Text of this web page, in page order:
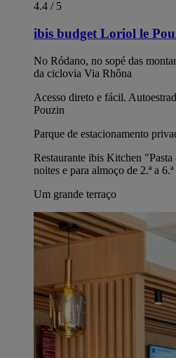
4.4 / 5
ibis budget Loriol le
No Ródano, no sopé das
da ciclovia Via Rhôna
Acesso direto e fácil.
Pouzin
Parque de estacionamento
Restaurante ibis Kitchen
noites e para almoço de 2.ª a 6.ª
Um grande terraço